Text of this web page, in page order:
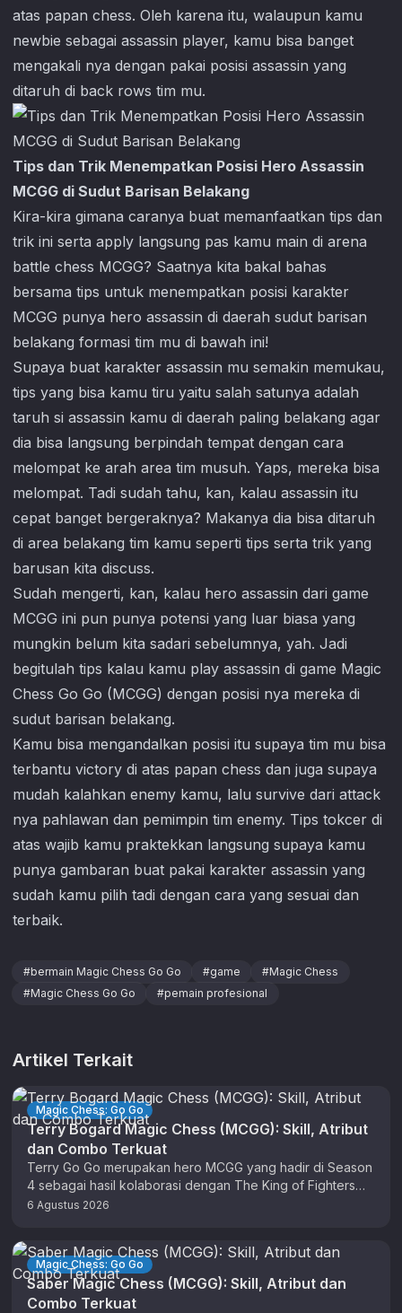
atas papan chess. Oleh karena itu, walaupun kamu
newbie sebagai assassin player, kamu bisa banget
mengakali nya dengan pakai posisi assassin yang
ditaruh di back rows tim mu.
Tips dan Trik Menempatkan Posisi Hero Assassin
MCGG di Sudut Barisan Belakang
Kira-kira gimana caranya buat memanfaatkan tips dan
trik ini serta apply langsung pas kamu main di arena
battle chess MCGG? Saatnya kita bakal bahas
bersama tips untuk menempatkan posisi karakter
MCGG punya hero assassin di daerah sudut barisan
belakang formasi tim mu di bawah ini!
Supaya buat karakter assassin mu semakin memukau,
tips yang bisa kamu tiru yaitu salah satunya adalah
taruh si assassin kamu di daerah paling belakang agar
dia bisa langsung berpindah tempat dengan cara
melompat ke arah area tim musuh. Yaps, mereka bisa
melompat. Tadi sudah tahu, kan, kalau assassin itu
cepat banget bergeraknya? Makanya dia bisa ditaruh
di area belakang tim kamu seperti tips serta trik yang
barusan kita discuss.
Sudah mengerti, kan, kalau hero assassin dari game
MCGG ini pun punya potensi yang luar biasa yang
mungkin belum kita sadari sebelumnya, yah. Jadi
begitulah tips kalau kamu play assassin di game Magic
Chess Go Go (MCGG) dengan posisi nya mereka di
sudut barisan belakang.
Kamu bisa mengandalkan posisi itu supaya tim mu bisa
terbantu victory di atas papan chess dan juga supaya
mudah kalahkan enemy kamu, lalu survive dari attack
nya pahlawan dan pemimpin tim enemy. Tips tokcer di
atas wajib kamu praktekkan langsung supaya kamu
punya gambaran buat pakai karakter assassin yang
sudah kamu pilih tadi dengan cara yang sesuai dan
terbaik.
#bermain Magic Chess Go Go #game #Magic Chess
#Magic Chess Go Go #pemain profesional
Artikel Terkait
Magic Chess: Go Go
Terry Bogard Magic Chess (MCGG): Skill, Atribut
dan Combo Terkuat
Terry Go Go merupakan hero MCGG yang hadir di Season
4 sebagai hasil kolaborasi dengan The King of Fighters
(KOF). …
6 Agustus 2026
Magic Chess: Go Go
Saber Magic Chess (MCGG): Skill, Atribut dan
Combo Terkuat